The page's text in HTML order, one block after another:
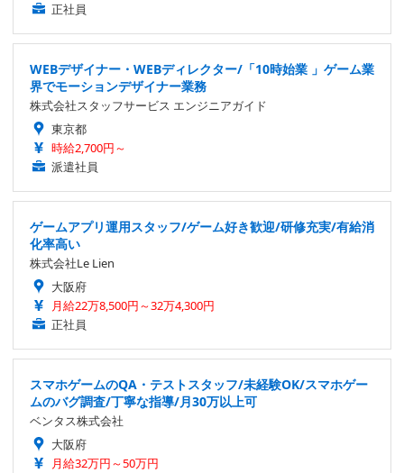
正社員
WEBデザイナー・WEBディレクター/「10時始業 」ゲーム業
界でモーションデザイナー業務
株式会社スタッフサービス エンジニアガイド
東京都
時給2,700円～
派遣社員
ゲームアプリ運用スタッフ/ゲーム好き歓迎/研修充実/有給消
化率高い
株式会社Le Lien
大阪府
月給22万8,500円～32万4,300円
正社員
スマホゲームのQA・テストスタッフ/未経験OK/スマホゲー
ムのバグ調査/丁寧な指導/月30万以上可
ベンタス株式会社
大阪府
月給32万円～50万円